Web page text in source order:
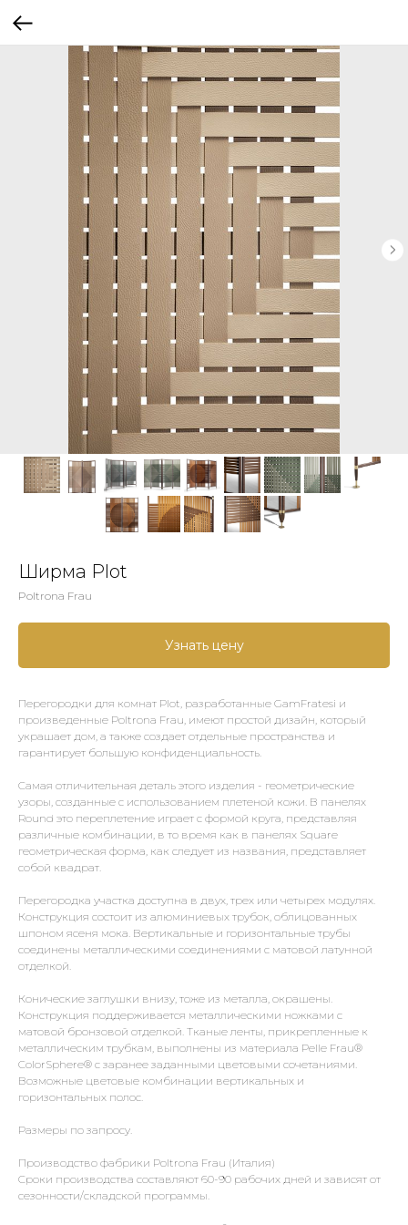
Ширма Plot
Poltrona Frau
Узнать цену
Перегородки для комнат Plot, разработанные GamFratesi и
произведенные Poltrona Frau, имеют простой дизайн, который
украшает дом, а также создает отдельные пространства и
гарантирует большую конфиденциальность.
Самая отличительная деталь этого изделия - геометрические
узоры, созданные с использованием плетеной кожи. В панелях
Round это переплетение играет с формой круга, представляя
различные комбинации, в то время как в панелях Square
геометрическая форма, как следует из названия, представляет
собой квадрат.
Перегородка участка доступна в двух, трех или четырех модулях.
Конструкция состоит из алюминиевых трубок, облицованных
шпоном ясеня мока. Вертикальные и горизонтальные трубы
соединены металлическими соединениями с матовой латунной
отделкой.
Конические заглушки внизу, тоже из металла, окрашены.
Конструкция поддерживается металлическими ножками с
матовой бронзовой отделкой. Тканые ленты, прикрепленные к
металлическим трубкам, выполнены из материала Pelle Frau®
ColorSphere® с заранее заданными цветовыми сочетаниями.
Возможные цветовые комбинации вертикальных и
горизонтальных полос.
Размеры по запросу.
Производство фабрики Poltrona Frau (Италия)
Сроки производства составляют 60-90 рабочих дней и зависят от
сезонности/складской программы.